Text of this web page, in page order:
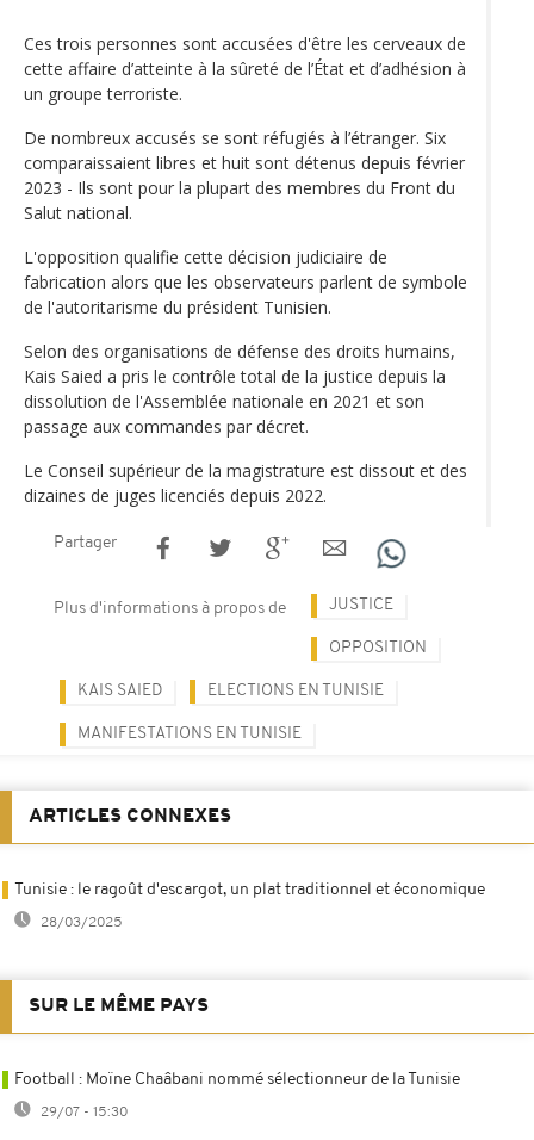
Ces trois personnes sont accusées d'être les cerveaux de
cette affaire d’atteinte à la sûreté de l’État et d’adhésion à
un groupe terroriste.
De nombreux accusés se sont réfugiés à l’étranger. Six
comparaissaient libres et huit sont détenus depuis février
2023 - Ils sont pour la plupart des membres du Front du
Salut national.
L'opposition qualifie cette décision judiciaire de
fabrication alors que les observateurs parlent de symbole
de l'autoritarisme du président Tunisien.
Selon des organisations de défense des droits humains,
Kais Saied a pris le contrôle total de la justice depuis la
dissolution de l'Assemblée nationale en 2021 et son
passage aux commandes par décret.
Le Conseil supérieur de la magistrature est dissout et des
dizaines de juges licenciés depuis 2022.
Partager
Plus d'informations à propos de JUSTICE
OPPOSITION
KAIS SAIED ELECTIONS EN TUNISIE
MANIFESTATIONS EN TUNISIE
ARTICLES CONNEXES
Tunisie : le ragoût d'escargot, un plat traditionnel et économique
28/03/2025
SUR LE MÊME PAYS
Football : Moïne Chaâbani nommé sélectionneur de la Tunisie
29/07 - 15:30